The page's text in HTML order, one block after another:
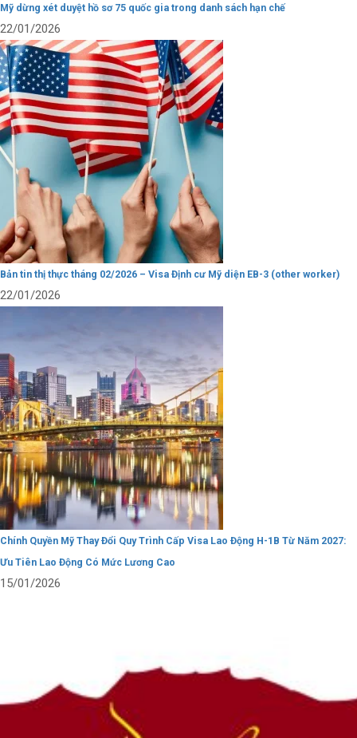
Mỹ dừng xét duyệt hồ sơ 75 quốc gia trong danh sách hạn chế
22/01/2026
Bản tin thị thực tháng 02/2026 – Visa Định cư Mỹ diện EB-3 (other worker)
22/01/2026
Chính Quyền Mỹ Thay Đổi Quy Trình Cấp Visa Lao Động H-1B Từ Năm 2027:
Ưu Tiên Lao Động Có Mức Lương Cao
15/01/2026